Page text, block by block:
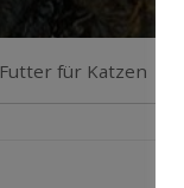
Futter für Katzen